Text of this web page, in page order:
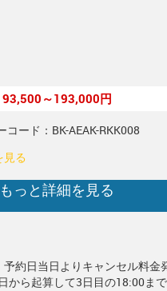
93,500～193,000円
コード：BK-AEAK-RKK008
見る
もっと詳細を見る
予約日当日よりキャンセル料金
ら起算して3日目の18:00ま